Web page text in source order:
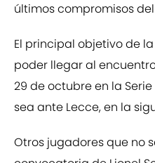
últimos compromisos del
El principal objetivo de
poder llegar al
29 de octubre en la
sea ante Lecce, en la
Otros jugadores que no